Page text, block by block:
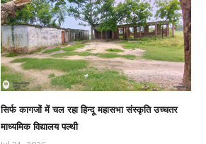
सिर्फ कागजों में चल रहा हिन्दू महासभा संस्कृति उच्चतर
माध्यमिक विद्यालय पल्थी